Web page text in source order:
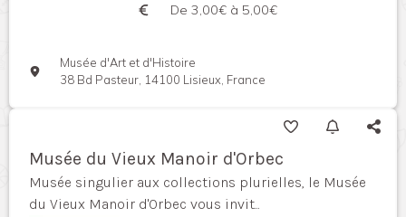
De 3,00€ à 5,00€
Musée d'Art et d'Histoire
38 Bd Pasteur, 14100 Lisieux, France
Musée du Vieux Manoir d'Orbec
Musée singulier aux collections plurielles, le Musée
du Vieux Manoir d'Orbec vous invit...